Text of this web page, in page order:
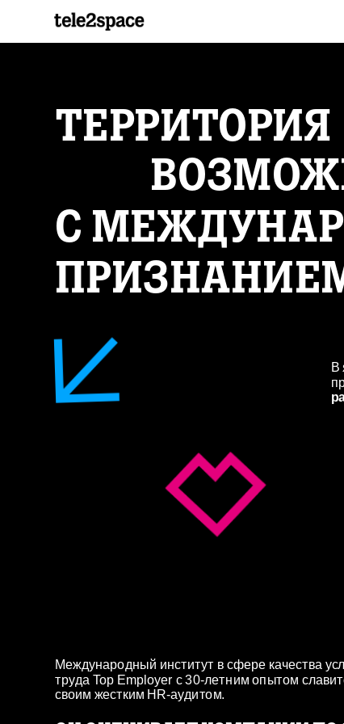
ТЕРРИТОРИЯ
С
В
Международный институт в сфере качества
труда Top Employer с 30-летним опытом
своим жестким HR‐аудитом.